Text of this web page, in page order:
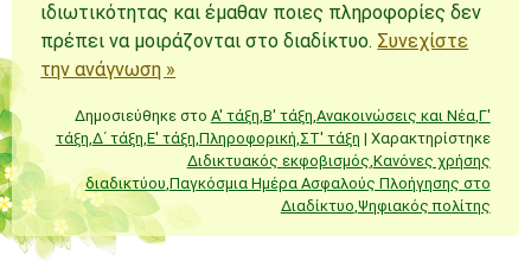
ιδιωτικότητας και έμαθαν ποιες πληροφορίες δεν
πρέπει να μοιράζονται στο διαδίκτυο. Συνεχίστε
την ανάγνωση »
Δημοσιεύθηκε στο A' τάξη B' τάξη Ανακοινώσεις και Νέα, Γ'
τάξη Δ΄ τάξη Ε' τάξη Πληροφορική ΣΤ' τάξη | Χαρακτηρίστηκε
Διδικτυακός εκφοβισμός Κανόνες χρήσης
διαδικτύου Παγκόσμια Ημέρα Ασφαλούς Πλοήγησης στο
Διαδίκτυο Ψηφιακός πολίτης